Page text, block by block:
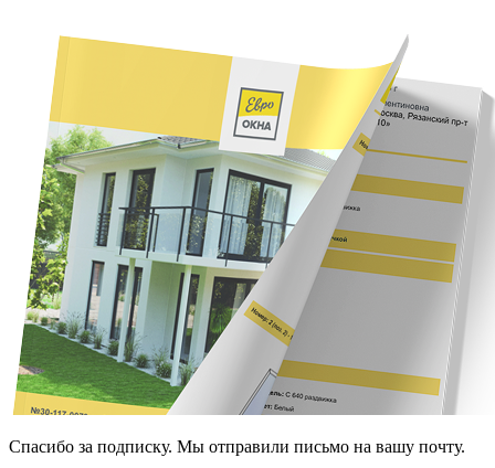
Спасибо за подписку. Мы отправили письмо на вашу почту.